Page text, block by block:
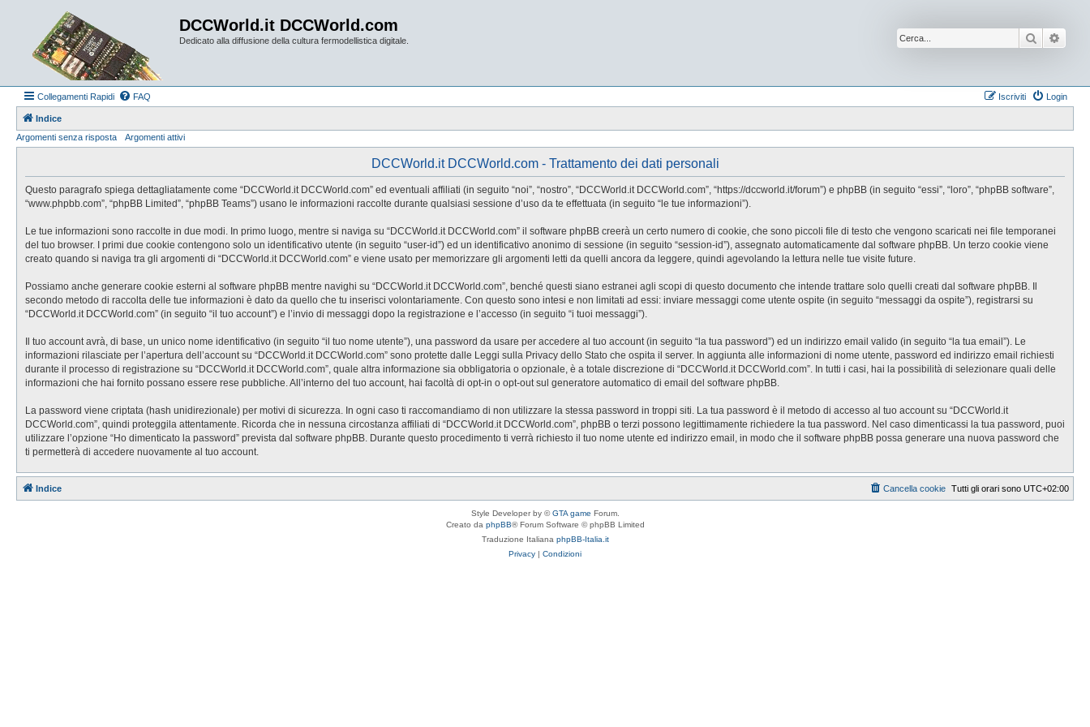
DCCWorld.it DCCWorld.com
Dedicato alla diffusione della cultura fermodellistica digitale. Cerca
Collegamenti Rapidi FAQ Login
Iscriviti
Indice
Argomenti senza risposta
Argomenti attivi
DCCWorld.it DCCWorld.com - Trattamento dei dati personali
Questo paragrafo spiega dettagliatamente come “DCCWorld.it DCCWorld.com” ed eventuali affiliati (in seguito “noi”, “nostro”, “DCCWorld.it DCCWorld.com”, “https://dccworld.it/forum”) e phpBB (in seguito “essi”, “loro”, “phpBB software”,
“www.phpbb.com”, “phpBB Limited”, “phpBB Teams”) usano le informazioni raccolte durante qualsiasi sessione d’uso da te effettuata (in seguito “le tue informazioni”).
Le tue informazioni sono raccolte in due modi. In primo luogo, mentre si naviga su “DCCWorld.it DCCWorld.com” il software phpBB creerà un certo numero di cookie, che sono piccoli file di testo che vengono scaricati nei file temporanei
del tuo browser. I primi due cookie contengono solo un identificativo utente (in seguito “user-id”) ed un identificativo anonimo di sessione (in seguito “session-id”), assegnato automaticamente dal software phpBB. Un terzo cookie viene
creato quando si naviga tra gli argomenti di “DCCWorld.it DCCWorld.com” e viene usato per memorizzare gli argomenti letti da quelli ancora da leggere, quindi agevolando la lettura nelle tue visite future.
Possiamo anche generare cookie esterni al software phpBB mentre navighi su “DCCWorld.it DCCWorld.com”, benché questi siano estranei agli scopi di questo documento che intende trattare solo quelli creati dal software phpBB. Il
secondo metodo di raccolta delle tue informazioni è dato da quello che tu inserisci volontariamente. Con questo sono intesi e non limitati ad essi: inviare messaggi come utente ospite (in seguito “messaggi da ospite”), registrarsi su
“DCCWorld.it DCCWorld.com” (in seguito “il tuo account”) e l’invio di messaggi dopo la registrazione e l’accesso (in seguito “i tuoi messaggi”).
Il tuo account avrà, di base, un unico nome identificativo (in seguito “il tuo nome utente”), una password da usare per accedere al tuo account (in seguito “la tua password”) ed un indirizzo email valido (in seguito “la tua email”). Le
informazioni rilasciate per l’apertura dell’account su “DCCWorld.it DCCWorld.com” sono protette dalle Leggi sulla Privacy dello Stato che ospita il server. In aggiunta alle informazioni di nome utente, password ed indirizzo email richiesti
durante il processo di registrazione su “DCCWorld.it DCCWorld.com”, quale altra informazione sia obbligatoria o opzionale, è a totale discrezione di “DCCWorld.it DCCWorld.com”. In tutti i casi, hai la possibilità di selezionare quali delle
informazioni che hai fornito possano essere rese pubbliche. All’interno del tuo account, hai facoltà di opt-in o opt-out sul generatore automatico di email del software phpBB.
La password viene criptata (hash unidirezionale) per motivi di sicurezza. In ogni caso ti raccomandiamo di non utilizzare la stessa password in troppi siti. La tua password è il metodo di accesso al tuo account su “DCCWorld.it
DCCWorld.com”, quindi proteggila attentamente. Ricorda che in nessuna circostanza affiliati di “DCCWorld.it DCCWorld.com”, phpBB o terzi possono legittimamente richiedere la tua password. Nel caso dimenticassi la tua password, puoi
utilizzare l’opzione “Ho dimenticato la password” prevista dal software phpBB. Durante questo procedimento ti verrà richiesto il tuo nome utente ed indirizzo email, in modo che il software phpBB possa generare una nuova password che
ti permetterà di accedere nuovamente al tuo account.
Indice Tutti gli orari sono UTC+02:00
Cancella cookie
Style Developer by ©GTA game Forum.
Creato da phpBB® Forum Software © phpBB Limited
Traduzione Italiana phpBB-Italia.it
Privacy | Condizioni